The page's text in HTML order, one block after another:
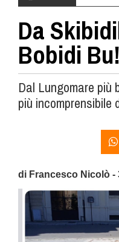
Da
Bobidi
Dal Lungomare più
più incomprensibile
di Francesco Nicolò -